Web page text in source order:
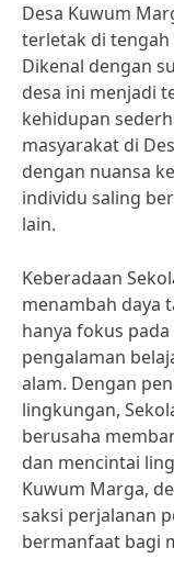
Desa Kuwum
terletak di tengah
Dikenal dengan
desa ini menjadi
kehidupan
masyarakat di
dengan nuansa
individu saling
lain.
Keberadaan
menambah daya
hanya fokus
pengalaman
alam. Dengan
lingkungan,
berusaha
dan mencintai
Kuwum Marga,
saksi perjalanan
bermanfaat bagi